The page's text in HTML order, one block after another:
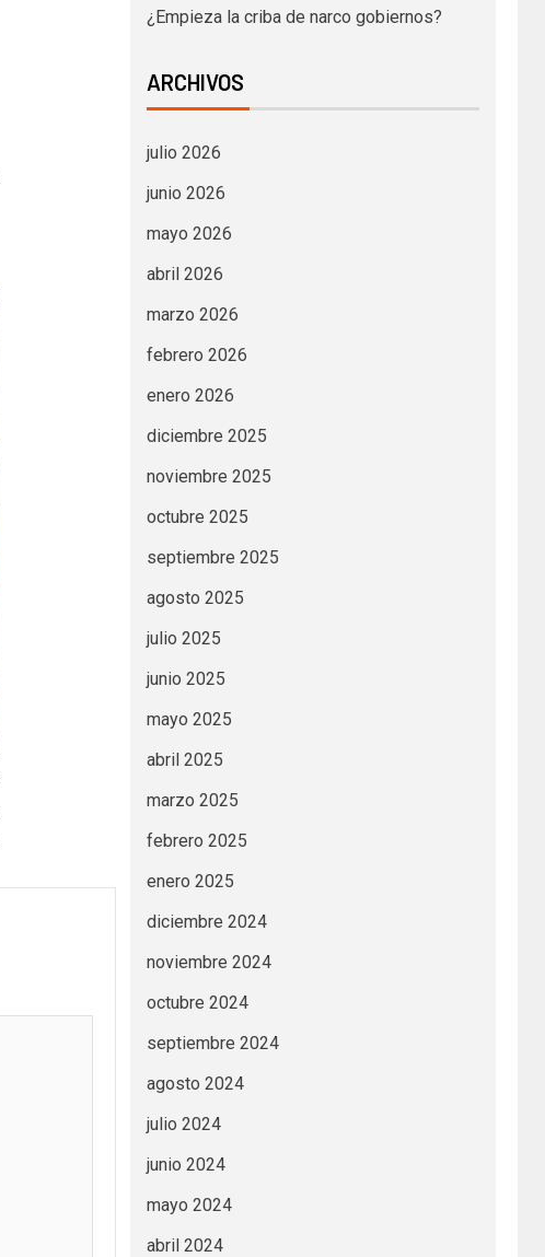
¿Empieza la criba de narco gobiernos?
ARCHIVOS
julio 2026
junio 2026
mayo 2026
abril 2026
marzo 2026
febrero 2026
enero 2026
diciembre 2025
noviembre 2025
octubre 2025
septiembre 2025
agosto 2025
julio 2025
junio 2025
mayo 2025
abril 2025
marzo 2025
febrero 2025
enero 2025
diciembre 2024
noviembre 2024
octubre 2024
septiembre 2024
agosto 2024
julio 2024
junio 2024
mayo 2024
abril 2024